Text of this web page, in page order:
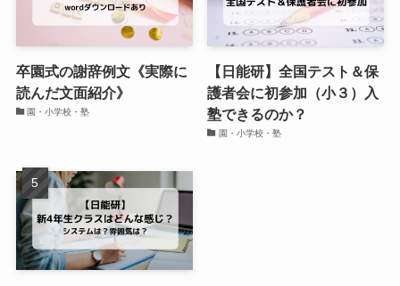
卒園式の謝辞例文《実際に
読んだ文面紹介》
園・小学校・塾
【日能研】全国テスト＆保
護者会に初参加（小３）入
塾できるのか？
園・小学校・塾